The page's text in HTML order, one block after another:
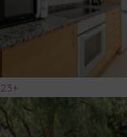
23+